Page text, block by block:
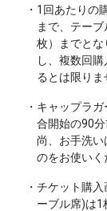
・1回あたりの
まで、テー
枚）までと
し、複数回
るとは限りま
・キャップラ
合開始の90分
尚、お手洗
のをお使いく
・チケット購
ーブル席)は1